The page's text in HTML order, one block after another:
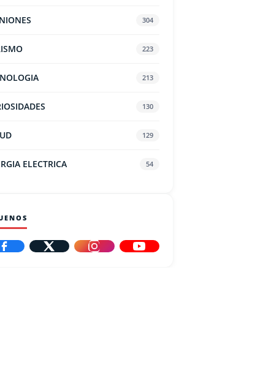
304
223
213
130
129
ELECTRICA 54